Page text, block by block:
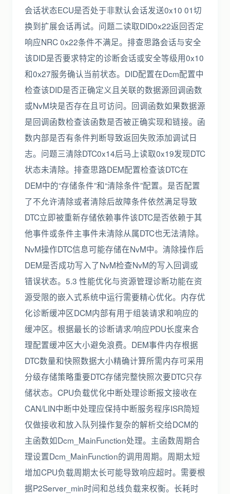
会话状态ECU是否处于非默认会话发送0x10 01切
换到扩展会话再试。问题二读取DID0x22返回否定
响应NRC 0x22条件不满足。排查思路会话与安全
该DID是否要求特定的诊断会话或安全等级用0x10
和0x27服务确认当前状态。DID配置在Dcm配置中
检查该DID是否正确定义且关联的数据源回调函数
或NvM块是否存在且可访问。回调函数如果数据源
是回调函数检查该函数是否被正确实现和链接。函
数内部是否有条件判断导致返回失败添加调试日
志。问题三清除DTC0x14后马上读取0x19发现DTC
状态未清除。排查思路DEM配置检查该DTC在
DEM中的“存储条件”和“清除条件”配置。是否配置
了不允许清除或者清除后故障条件依然满足导致
DTC立即被重新存储依赖事件该DTC是否依赖于其
他事件或条件主事件未清除从属DTC也无法清除。
NvM操作DTC信息可能存储在NvM中。清除操作后
DEM是否成功写入了NvM检查NvM的写入回调或
错误状态。5.3 性能优化与资源管理诊断功能在资
源受限的嵌入式系统中运行需要精心优化。内存优
化诊断缓冲区DCM内部有用于组装请求和响应的
缓冲区。根据最长的诊断请求/响应PDU长度来合
理配置缓冲区大小避免浪费。DEM事件内存根据
DTC数量和快照数据大小精确计算所需内存可采用
分级存储策略重要DTC存储完整快照次要DTC只存
储状态。CPU负载优化中断处理诊断报文接收在
CAN/LIN中断中处理应保持中断服务程序ISR简短
仅做接收和放入队列操作复杂的解析交给DCM的
主函数如Dcm_MainFunction处理。主函数周期合
理设置Dcm_MainFunction的调用周期。周期太短
增加CPU负载周期太长可能导致响应超时。需要根
据P2Server_min时间和总线负载来权衡。长耗时